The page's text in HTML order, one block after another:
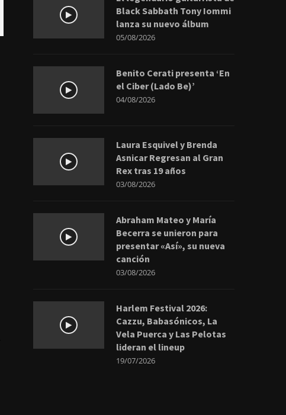
Black Sabbath Tony Iommi
lanza su nuevo álbum
05/08/2026
Benito Cerati presenta ‘En
el Ciber (Lado Be)’
04/08/2026
Laura Esquivel y Brenda
Asnicar Regresan al Gran
Rex tras 19 años
03/08/2026
Abraham Mateo y María
Becerra se unieron para
presentar «Así», su nueva
canción
03/08/2026
Harlem Festival 2026:
Cazzu, Babasónicos, La
Vela Puerca y Las Pelotas
lideran el lineup
19/07/2026